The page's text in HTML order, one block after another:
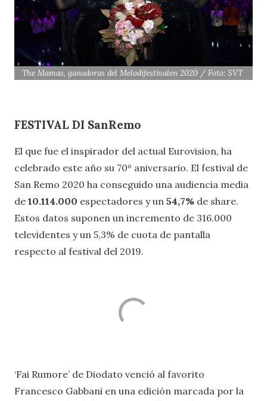
The Mamas, ganadoras del Melodifestivalen 2020 / Foto: SVT
FESTIVAL DI SanRemo
El que fue el inspirador del actual Eurovision, ha
celebrado este año su 70º aniversario. El festival de
San Remo 2020 ha conseguido una audiencia media
de 10.114.000 espectadores y un 54,7% de share.
Estos datos suponen un incremento de 316.000
televidentes y un 5,3% de cuota de pantalla
respecto al festival del 2019.
‘Fai Rumore’ de Diodato venció al favorito
Francesco Gabbani en una edición marcada por la